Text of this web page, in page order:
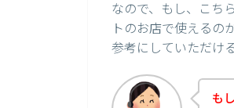
なので、もし、こち
トのお店で使えるの
参考にしていただけ
も